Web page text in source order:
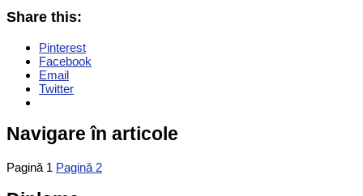
Share this:
Pinterest
Facebook
Email
Twitter
Navigare în articole
Pagină 1 Pagină 2